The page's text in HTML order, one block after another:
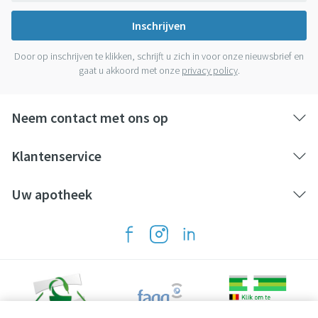
Inschrijven
Door op inschrijven te klikken, schrijft u zich in voor onze nieuwsbrief en
gaat u akkoord met onze privacy policy.
Neem contact met ons op
Klantenservice
Uw apotheek